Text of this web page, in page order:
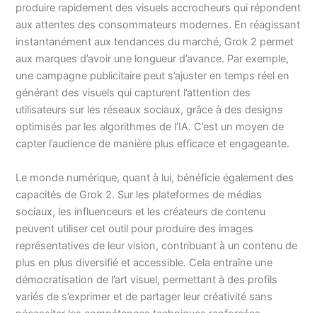
produire rapidement des visuels accrocheurs qui répondent
aux attentes des consommateurs modernes. En réagissant
instantanément aux tendances du marché, Grok 2 permet
aux marques d’avoir une longueur d’avance. Par exemple,
une campagne publicitaire peut s’ajuster en temps réel en
générant des visuels qui capturent l’attention des
utilisateurs sur les réseaux sociaux, grâce à des designs
optimisés par les algorithmes de l’IA. C’est un moyen de
capter l’audience de manière plus efficace et engageante.
Le monde numérique, quant à lui, bénéficie également des
capacités de Grok 2. Sur les plateformes de médias
sociaux, les influenceurs et les créateurs de contenu
peuvent utiliser cet outil pour produire des images
représentatives de leur vision, contribuant à un contenu de
plus en plus diversifié et accessible. Cela entraîne une
démocratisation de l’art visuel, permettant à des profils
variés de s’exprimer et de partager leur créativité sans